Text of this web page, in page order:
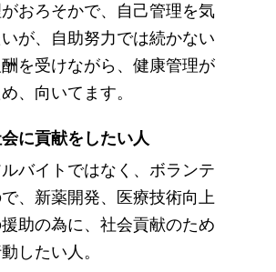
おろそかで、自己管理を気
が、自助努力では続かない
を受けながら、健康管理が
、向いてます。
に貢献をしたい人
バイトではなく、ボランテ
で、新薬開発、医療技術向上
助の為に、社会貢献のため
したい人。